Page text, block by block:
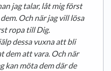
jag talar, låt mig först
Och när jag vill lösa
ropa till Dig.
dessa vuxna att bli
dem att vara. Och när
kan möta dem där de